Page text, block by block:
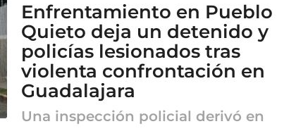
n
a
s
a
g
Enfrentamiento en Pueblo
Quieto deja un detenido y
policías lesionados tras
violenta confrontación en
Guadalajara
Una inspección policial derivó en